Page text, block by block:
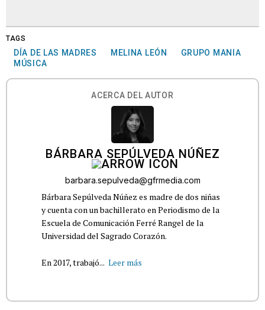
TAGS
DÍA DE LAS MADRES MELINA LEÓN
GRUPO MANIA
MÚSICA
ACERCA DEL AUTOR
BÁRBARA SEPÚLVEDA NÚÑEZ
barbara.sepulveda@gfrmedia.com
Bárbara Sepúlveda Núñez es madre de dos niñas
y cuenta con un bachillerato en Periodismo de la
Escuela de Comunicación Ferré Rangel de la
Universidad del Sagrado Corazón.
En 2017, trabajó... Leer más